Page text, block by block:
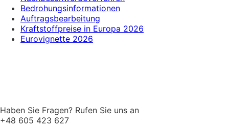
Bedrohungsinformationen
Auftragsbearbeitung
Kraftstoffpreise in Europa 2026
Eurovignette 2026
Haben Sie Fragen? Rufen Sie uns an
+48 605 423 627